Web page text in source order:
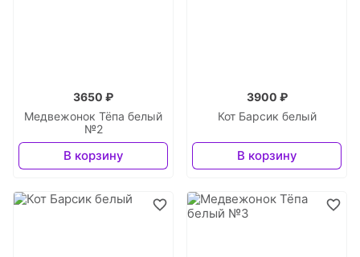
Медвежонок Тёпа белый
№2
3650 ₽
В корзину
Кот Барсик белый
3900 ₽
В корзину